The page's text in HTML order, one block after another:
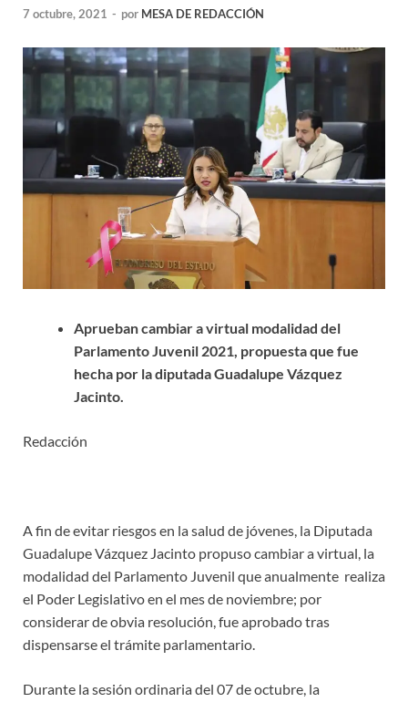
7 octubre, 2021 - por MESA DE REDACCIÓN
Aprueban cambiar a virtual modalidad del
Parlamento Juvenil 2021, propuesta que fue
hecha por la diputada Guadalupe Vázquez
Jacinto.
Redacción
A fin de evitar riesgos en la salud de jóvenes, la Diputada
Guadalupe Vázquez Jacinto propuso cambiar a virtual, la
modalidad del Parlamento Juvenil que anualmente realiza
el Poder Legislativo en el mes de noviembre; por
considerar de obvia resolución, fue aprobado tras
dispensarse el trámite parlamentario.
Durante la sesión ordinaria del 07 de octubre, la